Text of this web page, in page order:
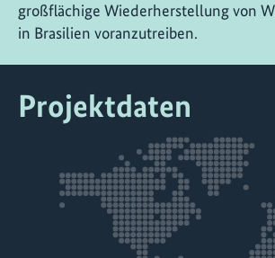
großflächige Wiederherstellung von
in Brasilien voranzutreiben.
Projektdaten